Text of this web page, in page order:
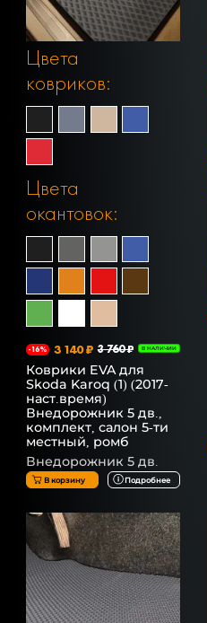
Цвета
ковриков:
Цвета
окантовок:
-16% 3 140 ₽ 3 760 ₽ В НАЛИЧИИ
Коврики EVA для
Skoda Karoq (1) (2017-
наст.время)
Внедорожник 5 дв.,
комплект, салон 5-ти
местный, ромб
Внедорожник 5 дв.
В корзину Подробнее